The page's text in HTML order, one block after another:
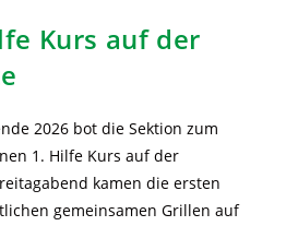
Kurs auf der
2026 bot die Sektion zum
1. Hilfe Kurs auf der
kamen die ersten
gemeinsamen Grillen auf